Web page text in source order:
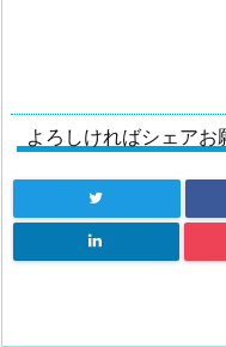
よろしければシェアお